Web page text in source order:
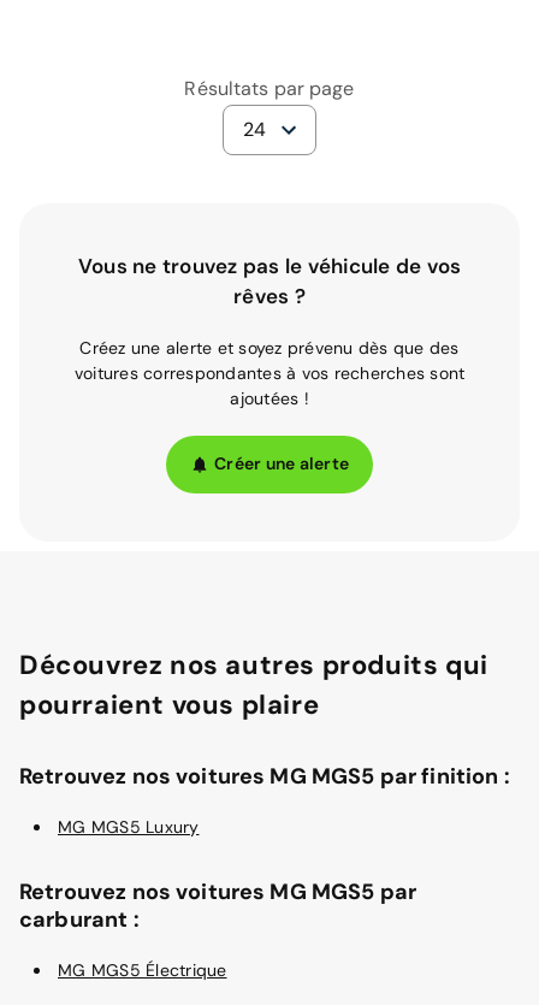
Résultats par page
24
Vous ne trouvez pas le véhicule de vos
rêves ?
Créez une alerte et soyez prévenu dès que des
voitures correspondantes à vos recherches sont
ajoutées !
Créer une alerte
Découvrez nos autres produits qui
pourraient vous plaire
Retrouvez nos voitures MG MGS5 par finition :
MG MGS5 Luxury
Retrouvez nos voitures MG MGS5 par
carburant :
MG MGS5 Électrique